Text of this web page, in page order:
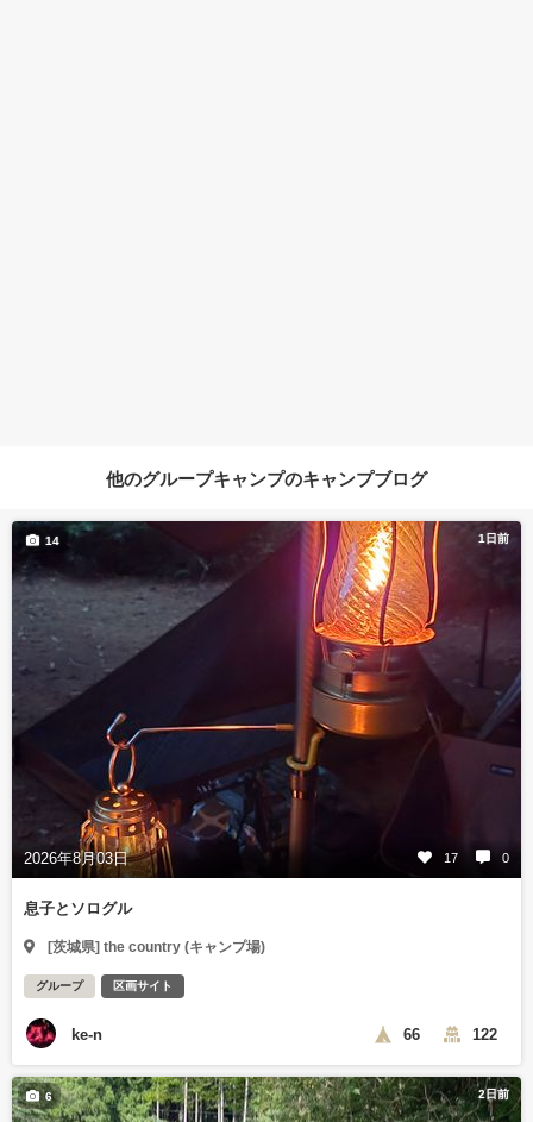
他のグループキャンプのキャンプブログ
1日前
2026年8月03日 17 0
14
息子とソログル
[茨城県] the country (キャンプ場)
グループ 区画サイト
ke-n 66 122
2日前
6